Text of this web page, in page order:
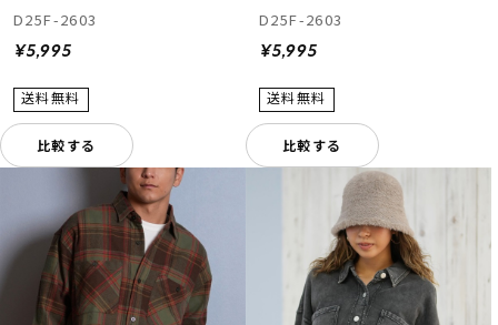
D25F-2603
¥5,995
比較する
D25F-2603
¥5,995
比較する